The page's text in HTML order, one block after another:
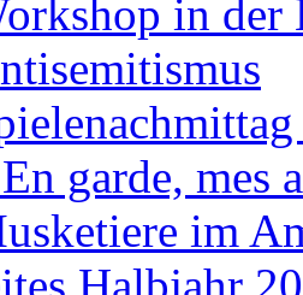
in der
garde, mes
im